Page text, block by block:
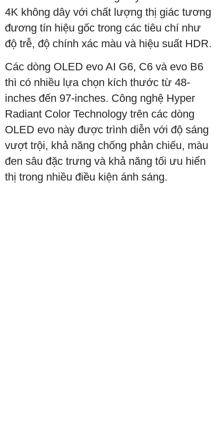
4K không dây với chất lượng thị giác tương
đương tín hiệu gốc trong các tiêu chí như
độ trễ, độ chính xác màu và hiệu suất HDR.
Các dòng OLED evo AI G6, C6 và evo B6
thì có nhiều lựa chọn kích thước từ 48-
inches đến 97-inches. Công nghệ Hyper
Radiant Color Technology trên các dòng
OLED evo này được trình diễn với độ sáng
vượt trội, khả năng chống phản chiếu, màu
đen sâu đặc trưng và khả năng tối ưu hiển
thị trong nhiều điều kiện ánh sáng.